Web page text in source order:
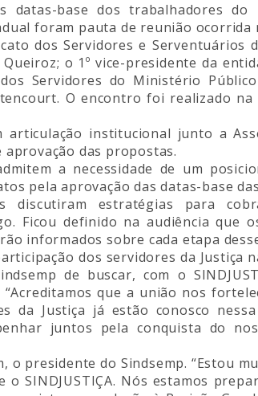
datas-base dos trabalhadores do
foram pauta de reunião ocorrida
dos Servidores e Serventuários
Queiroz; o 1º vice-presidente da
Servidores do Ministério Público
O encontro foi realizado na
articulação institucional junto a
aprovação das propostas.
a necessidade de um
pela aprovação das datas-base
discutiram estratégias para
Ficou definido na audiência que
informados sobre cada etapa
dos servidores da Justiça
de buscar, com o
que a união nos
da Justiça já estão conosco
juntos pela conquista do
o presidente do Sindsemp. “Estou
o SINDJUSTIÇA. Nós estamos